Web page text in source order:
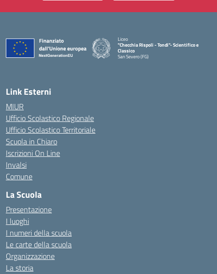
Liceo
"Checchia Rispoli - Tondi"- Scientifico e
Classico
San Severo (FG)
Link Esterni
MIUR
Ufficio Scolastico Regionale
Ufficio Scolastico Territoriale
Scuola in Chiaro
Iscrizioni On Line
Invalsi
Comune
La Scuola
Presentazione
I luoghi
I numeri della scuola
Le carte della scuola
Organizzazione
La storia